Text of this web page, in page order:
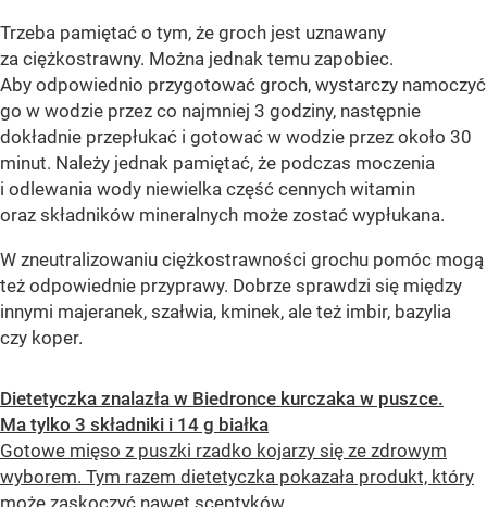
Trzeba pamiętać o tym, że groch jest uznawany
za ciężkostrawny. Można jednak temu zapobiec.
Aby odpowiednio przygotować groch, wystarczy namoczyć
go w wodzie przez co najmniej 3 godziny, następnie
dokładnie przepłukać i gotować w wodzie przez około 30
minut. Należy jednak pamiętać, że podczas moczenia
i odlewania wody niewielka część cennych witamin
oraz składników mineralnych może zostać wypłukana.
W zneutralizowaniu ciężkostrawności grochu pomóc mogą
też odpowiednie przyprawy. Dobrze sprawdzi się między
innymi majeranek, szałwia, kminek, ale też imbir, bazylia
czy koper.
Dietetyczka znalazła w Biedronce kurczaka w puszce.
Ma tylko 3 składniki i 14 g białka
Gotowe mięso z puszki rzadko kojarzy się ze zdrowym
wyborem. Tym razem dietetyczka pokazała produkt, który
może zaskoczyć nawet sceptyków.